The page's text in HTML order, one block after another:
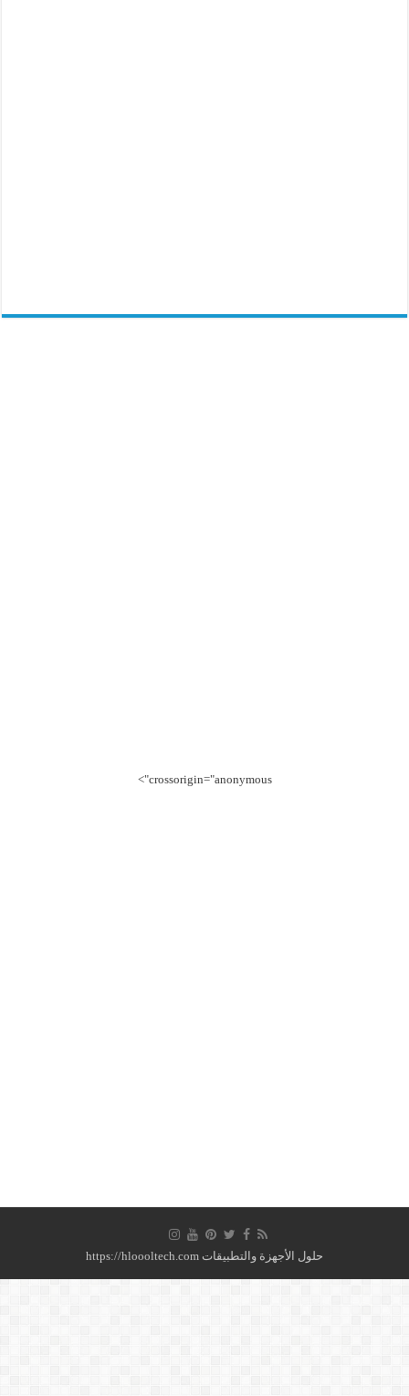
crossorigin="anonymous">
حلول الأجهزة والتطبيقات https://hloooltech.com